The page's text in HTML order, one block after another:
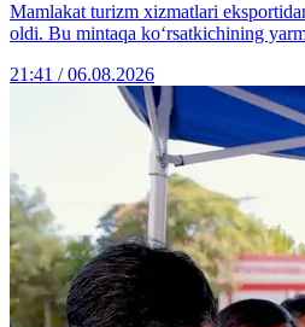
Mamlakat turizm xizmatlari
oldi. Bu mintaqa ko‘rsatkichining
21:41 / 06.08.2026